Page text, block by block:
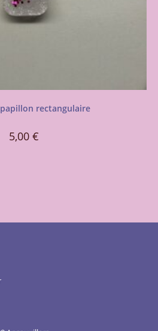
rectangulaire
5,00 €